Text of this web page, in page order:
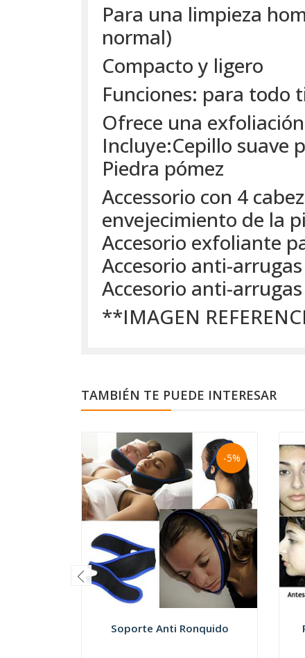
Para una limpieza
normal)
Compacto y ligero
Funciones: para todo
Ofrece una
Incluye:Cepillo suave
Piedra pómez
Accessorio con 4
envejecimiento de la
Accesorio exfoliante
Accesorio anti-
Accesorio anti-
**IMAGEN
TAMBIÉN TE PUEDE INTERESAR
-5%
Soporte Anti Ronquido